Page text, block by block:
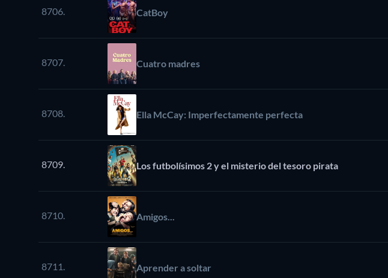
8706. CatBoy
8707. Cuatro madres
8708. Ella McCay: Imperfectamente perfecta
8709. Los futbolísimos 2 y el misterio del tesoro pirata
8710. Amigos...
8711. Aprender a soltar